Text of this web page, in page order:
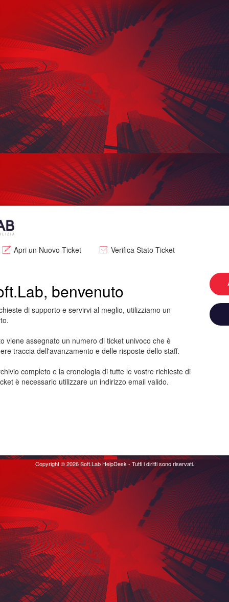
Apri un Nuovo Ticket Verifica Stato Ticket
benvenuto
di supporto e servirvi al meglio, utilizziamo un
viene assegnato un numero di ticket univoco che è
traccia dell'avanzamento e delle risposte dello staff.
completo e la cronologia di tutte le vostre richieste di
è necessario utilizzare un indirizzo email valido.
Copyright © 2026 Soft.Lab HelpDesk - Tutti i diritti sono riservati.